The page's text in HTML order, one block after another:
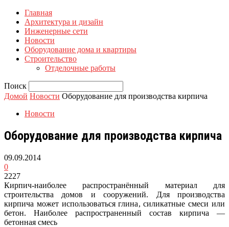
Главная
Архитектура и дизайн
Инженерные сети
Новости
Оборудование дома и квартиры
Строительство
Отделочные работы
Поиск
Домой Новости Оборудование для производства кирпича
Новости
Оборудование для производства кирпича
09.09.2014
0
2227
Кирпич-наиболее распространённый материал для
строительства домов и сооружений. Для производства
кирпича может использоваться глина, силикатные смеси или
бетон. Наиболее распространенный состав кирпича —
бетонная смесь